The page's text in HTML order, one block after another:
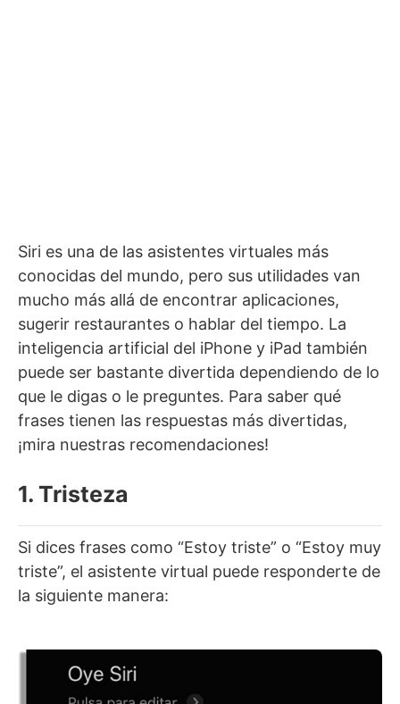
Siri es una de las asistentes virtuales más
conocidas del mundo, pero sus utilidades van
mucho más allá de encontrar aplicaciones,
sugerir restaurantes o hablar del tiempo. La
inteligencia artificial del iPhone y iPad también
puede ser bastante divertida dependiendo de lo
que le digas o le preguntes. Para saber qué
frases tienen las respuestas más divertidas,
¡mira nuestras recomendaciones!
1. Tristeza
Si dices frases como “Estoy triste” o “Estoy muy
triste”, el asistente virtual puede responderte de
la siguiente manera: